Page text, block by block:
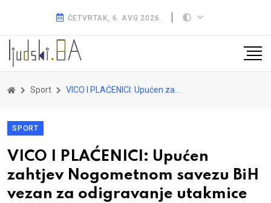
ČETVRTAK, 6. AVG 2026.
Sport VICO I PLAĆENICI: Upućen zahtjev Nogometnom savezu BiH vezan za odigravanje utakmice sa Rusijom
SPORT
VICO I PLAĆENICI: Upućen
zahtjev Nogometnom savezu BiH
vezan za odigravanje utakmice